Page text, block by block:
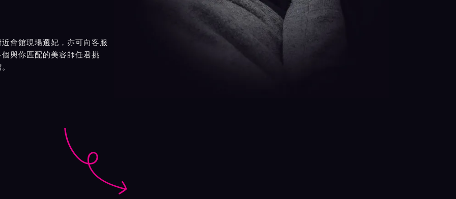
會館現場選妃，亦可向客服
與你匹配的美容師任君挑
